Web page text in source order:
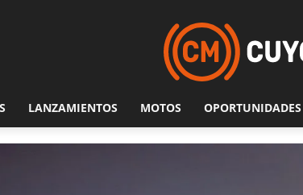
LANZAMIENTOS MOTOS OPORTUNIDADES